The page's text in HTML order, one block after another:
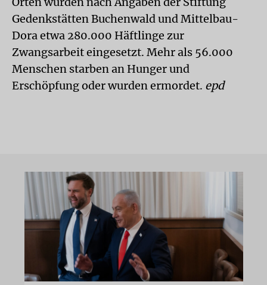
Gedenkstätten Buchenwald und Mittelbau-
Dora etwa 280.000 Häftlinge zur
Zwangsarbeit eingesetzt. Mehr als 56.000
Menschen starben an Hunger und
Erschöpfung oder wurden ermordet. epd